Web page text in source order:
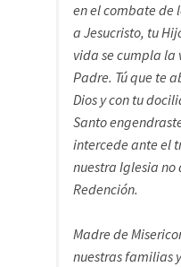
en el combate de
a Jesucristo, tu
vida se cumpla la
Padre. Tú que te
Dios y con tu
Santo
intercede ante el
nuestra Iglesia
Redención.
Madre de
nuestras familias